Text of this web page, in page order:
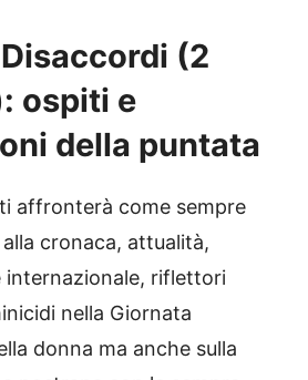
(2
ospiti e
della puntata
affronterà come sempre
cronaca, attualità,
internazionale, riflettori
nella Giornata
donna ma anche sulla